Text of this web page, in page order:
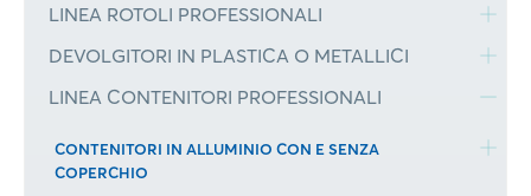
LINEA ROTOLI PROFESSIONALI
DEVOLGITORI IN PLASTICA O METALLICI
LINEA CONTENITORI PROFESSIONALI
CONTENITORI IN ALLUMINIO CON E SENZA
COPERCHIO